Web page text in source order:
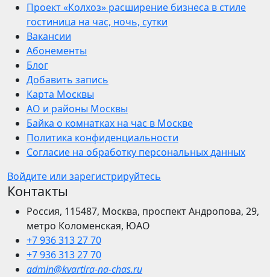
Проект «Колхоз» расширение бизнеса в стиле
гостиница на час, ночь, сутки
Вакансии
Абонементы
Блог
Добавить запись
Карта Москвы
АО и районы Москвы
Байка о комнатках на час в Москве
Политика конфиденциальности
Согласие на обработку персональных данных
Войдите или зарегистрируйтесь
Контакты
Россия, 115487, Москва, проспект Андропова, 29,
метро Коломенская, ЮАО
+7 936 313 27 70
+7 936 313 27 70
admin@kvartira-na-chas.ru